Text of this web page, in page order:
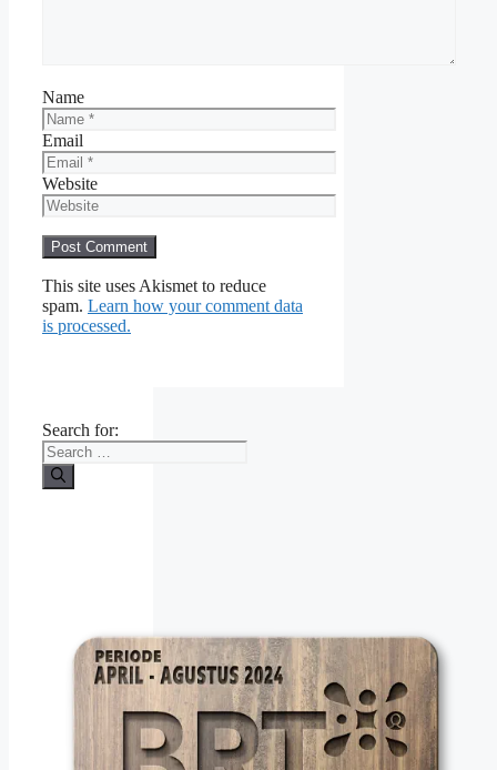
Name
Email
Website
This site uses Akismet to reduce
spam. Learn how your comment data
is processed.
Search for: